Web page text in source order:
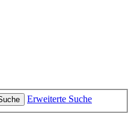
Erweiterte Suche